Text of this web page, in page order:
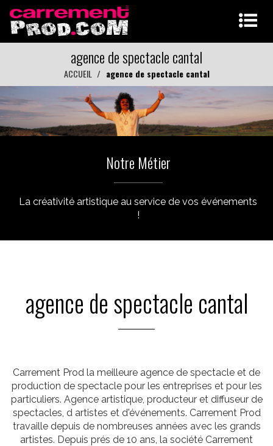
agence de spectacle cantal
ACCUEIL agence de spectacle cantal
Notre Métier
La créativité artistique au service de vos événements
!
agence de spectacle cantal
Carrement Prod la meilleure agence de spectacle et de
production de spectacle pour les entreprises et pour les
particuliers. Agence artistique, producteur et diffuseur de
spectacles, d artistes et d'événements. Carrement Prod
travaille depuis de nombreuses années avec les grands
artistes. Depuis prés de 10 ans, la société Carrement